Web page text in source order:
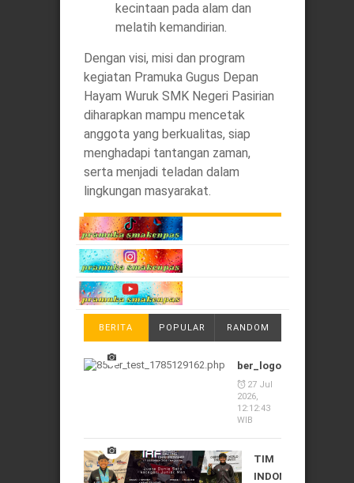
kecintaan pada alam dan
melatih kemandirian.
Dengan visi, misi dan program
kegiatan Pramuka Gugus Depan
Hayam Wuruk SMK Negeri Pasirian
diharapkan mampu mencetak
anggota yang berkualitas, siap
menghadapi tantangan zaman,
serta menjadi teladan dalam
lingkungan masyarakat.
BERITA POPULAR RANDOM
ber_logo_1785129162
27 Jul
2026,
12:12:43
WIB
TIM
INDONESIA